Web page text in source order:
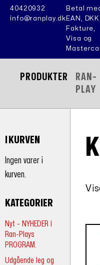
40420932
info@ranplay.dk
Betal
EAN, DKK,
Fakture,
Visa og
PRODUKTER
RAN-
PLAY
I KURVEN
Ingen varer i
kurven.
KATEGORIER
Nyt - NYHEDER i
Ran-Plays
PROGRAM.
Udgående leg og